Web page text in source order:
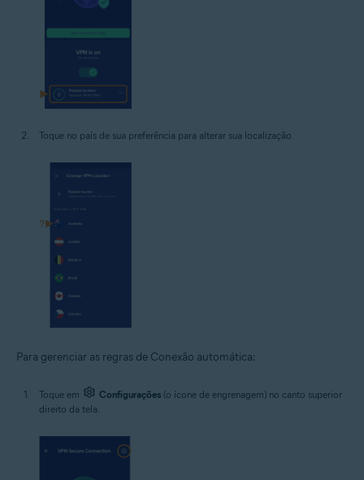
Toque no país de sua preferência para alterar sua localização.
Para gerenciar as regras de Conexão automática:
Toque em Configurações (o ícone de engrenagem) no canto superior
direito da tela.